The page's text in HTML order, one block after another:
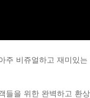
주 비쥬얼하고 재미있는
들을 위한 완벽하고 환상